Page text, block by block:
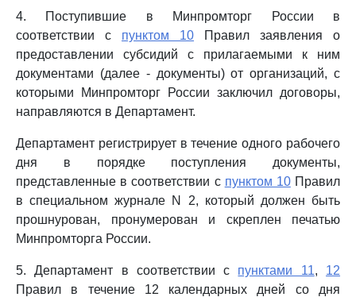
4. Поступившие в Минпромторг России в
соответствии с пунктом 10 Правил заявления о
предоставлении субсидий с прилагаемыми к ним
документами (далее - документы) от организаций, с
которыми Минпромторг России заключил договоры,
направляются в Департамент.
Департамент регистрирует в течение одного рабочего
дня в порядке поступления документы,
представленные в соответствии с пунктом 10Правил
в специальном журнале N 2, который должен быть
прошнурован, пронумерован и скреплен печатью
Минпромторга России.
5. Департамент в соответствии с пунктами 11, 12
Правил в течение 12 календарных дней со дня